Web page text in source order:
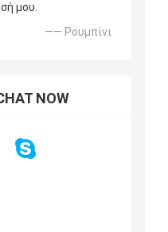
μου.
—— Ρουμπίνι
NOW